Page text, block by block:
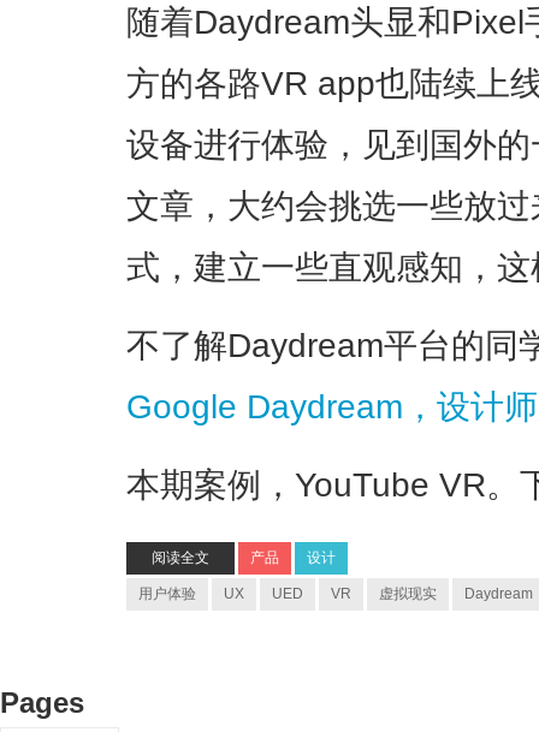
随着Daydream头显和
方的各路VR app也陆续上
设备进行体验，见到国外
文章，大约会挑选一些放
式，建立一些直观感知，这
不了解Daydream平台的同
Google Daydream，设计
本期案例，YouTube VR。
阅读全文 产品 设计
用户体验 UX UED VR 虚拟现实 Daydream
Pages